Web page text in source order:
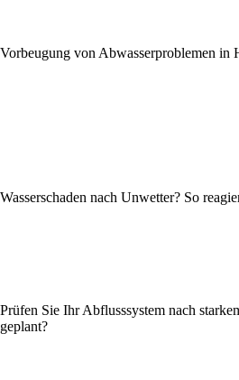
Vorbeugung von Abwasserproblemen in
Wasserschaden nach Unwetter? So
Prüfen Sie Ihr Abflusssystem nach
geplant?